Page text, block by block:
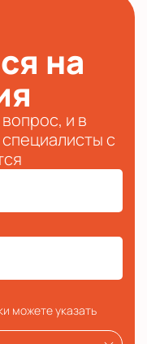
на
и в
с
можете указать